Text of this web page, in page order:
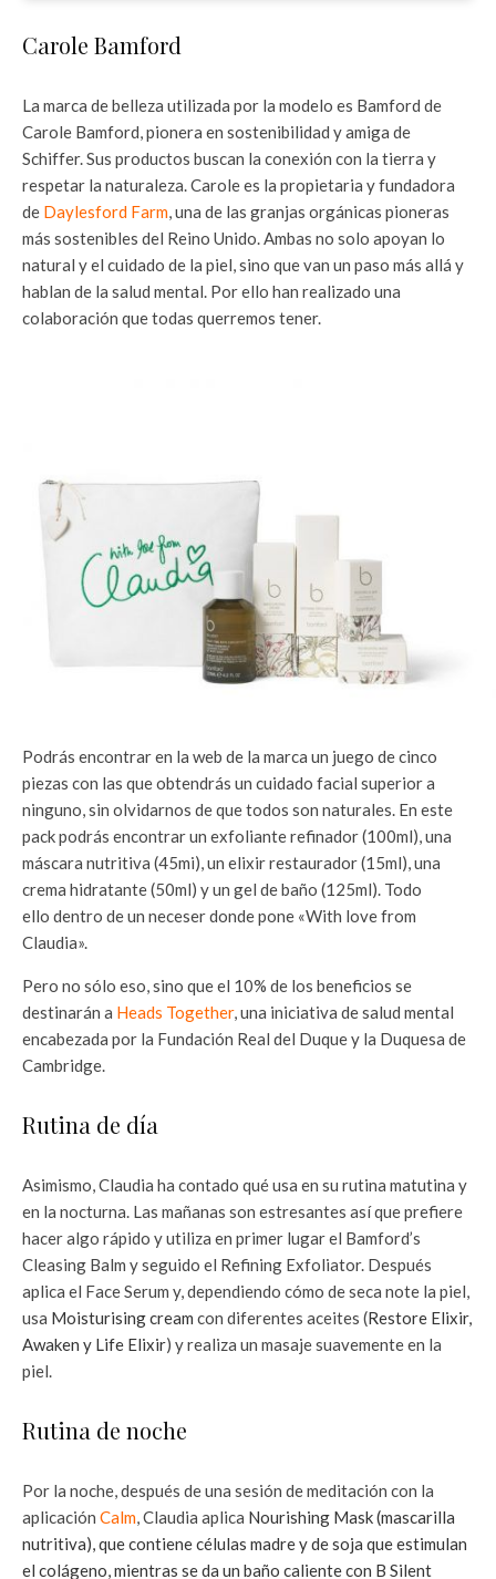
Carole Bamford
La marca de belleza utilizada por la modelo es Bamford de
Carole Bamford, pionera en sostenibilidad y amiga de
Schiffer. Sus productos buscan la conexión con la tierra y
respetar la naturaleza. Carole es la propietaria y fundadora
de Daylesford Farm, una de las granjas orgánicas pioneras
más sostenibles del Reino Unido. Ambas no solo apoyan lo
natural y el cuidado de la piel, sino que van un paso más allá y
hablan de la salud mental. Por ello han realizado una
colaboración que todas querremos tener.
Podrás encontrar en la web de la marca un juego de cinco
piezas con las que obtendrás un cuidado facial superior a
ninguno, sin olvidarnos de que todos son naturales. En este
pack podrás encontrar un exfoliante refinador (100ml), una
máscara nutritiva (45mi), un elixir restaurador (15ml), una
crema hidratante (50ml) y un gel de baño (125ml). Todo
ello dentro de un neceser donde pone «With love from
Claudia».
Pero no sólo eso, sino que el 10% de los beneficios se
destinarán a Heads Together, una iniciativa de salud mental
encabezada por la Fundación Real del Duque y la Duquesa de
Cambridge.
Rutina de día
Asimismo, Claudia ha contado qué usa en su rutina matutina y
en la nocturna. Las mañanas son estresantes así que prefiere
hacer algo rápido y utiliza en primer lugar el Bamford’s
Cleasing Balm y seguido el Refining Exfoliator. Después
aplica el Face Serum y, dependiendo cómo de seca note la piel,
usa Moisturising cream con diferentes aceites (Restore Elixir,
Awaken y Life Elixir) y realiza un masaje suavemente en la
piel.
Rutina de noche
Por la noche, después de una sesión de meditación con la
aplicación Calm, Claudia aplica Nourishing Mask (mascarilla
nutritiva), que contiene células madre y de soja que estimulan
el colágeno, mientras se da un baño caliente con B Silent